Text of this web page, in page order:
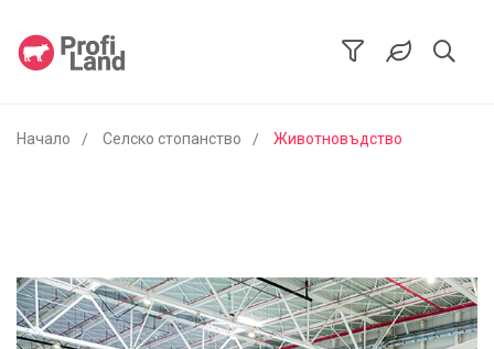
Начало Селско стопанство Животновъдство